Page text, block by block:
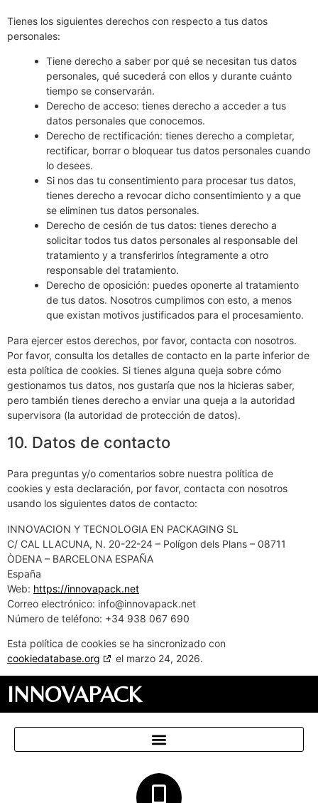
Tienes los siguientes derechos con respecto a tus datos
personales:
Tiene derecho a saber por qué se necesitan tus datos
personales, qué sucederá con ellos y durante cuánto
tiempo se conservarán.
Derecho de acceso: tienes derecho a acceder a tus
datos personales que conocemos.
Derecho de rectificación: tienes derecho a completar,
rectificar, borrar o bloquear tus datos personales cuando
lo desees.
Si nos das tu consentimiento para procesar tus datos,
tienes derecho a revocar dicho consentimiento y a que
se eliminen tus datos personales.
Derecho de cesión de tus datos: tienes derecho a
solicitar todos tus datos personales al responsable del
tratamiento y a transferirlos íntegramente a otro
responsable del tratamiento.
Derecho de oposición: puedes oponerte al tratamiento
de tus datos. Nosotros cumplimos con esto, a menos
que existan motivos justificados para el procesamiento.
Para ejercer estos derechos, por favor, contacta con nosotros.
Por favor, consulta los detalles de contacto en la parte inferior de
esta política de cookies. Si tienes alguna queja sobre cómo
gestionamos tus datos, nos gustaría que nos la hicieras saber,
pero también tienes derecho a enviar una queja a la autoridad
supervisora (la autoridad de protección de datos).
10. Datos de contacto
Para preguntas y/o comentarios sobre nuestra política de
cookies y esta declaración, por favor, contacta con nosotros
usando los siguientes datos de contacto:
INNOVACION Y TECNOLOGIA EN PACKAGING SL
C/ CAL LLACUNA, N. 20-22-24 – Polígon dels Plans – 08711
ÒDENA – BARCELONA ESPAÑA
España
Web: https://innovapack.net
Correo electrónico: info@innovapack.net
Número de teléfono: +34 938 067 690
Esta política de cookies se ha sincronizado con
cookiedatabase.org
el marzo 24, 2026.
INNOVAPACK